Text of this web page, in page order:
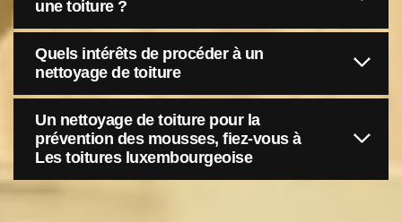
une toiture ?
Quels intérêts de procéder à un
nettoyage de toiture
Un nettoyage de toiture pour la
prévention des mousses, fiez-vous à
Les toitures luxembourgeoise